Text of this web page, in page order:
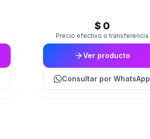
$ 0
Precio efectivo o transferencia
Ver producto
Consultar por WhatsApp